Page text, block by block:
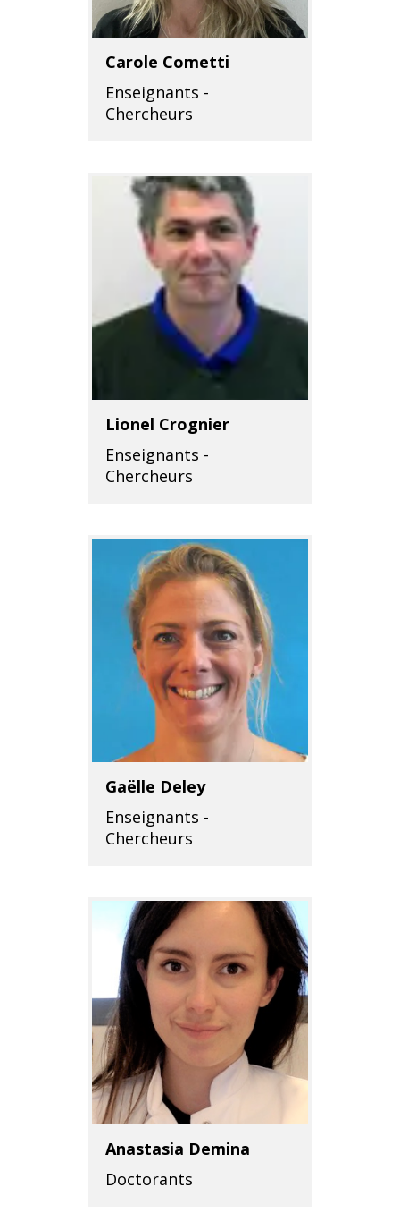
Carole Cometti
Enseignants -
Chercheurs
Lionel Crognier
Enseignants -
Chercheurs
Gaëlle Deley
Enseignants -
Chercheurs
Anastasia Demina
Doctorants